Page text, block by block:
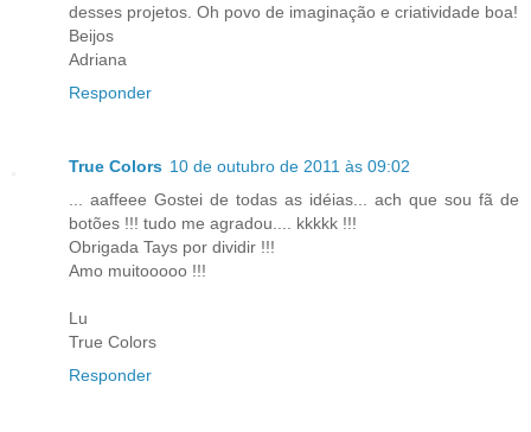
desses projetos. Oh povo de imaginação e criatividade boa!
Beijos
Adriana
Responder
True Colors 10 de outubro de 2011 às 09:02
... aaffeee Gostei de todas as idéias... ach que sou fã de
botões !!! tudo me agradou.... kkkkk !!!
Obrigada Tays por dividir !!!
Amo muitooooo !!!
Lu
True Colors
Responder